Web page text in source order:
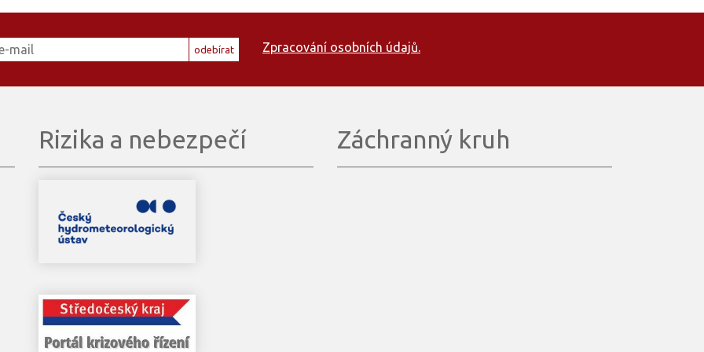
odebírat Zpracování osobních údajů.
Rizika a nebezpečí Záchranný kruh